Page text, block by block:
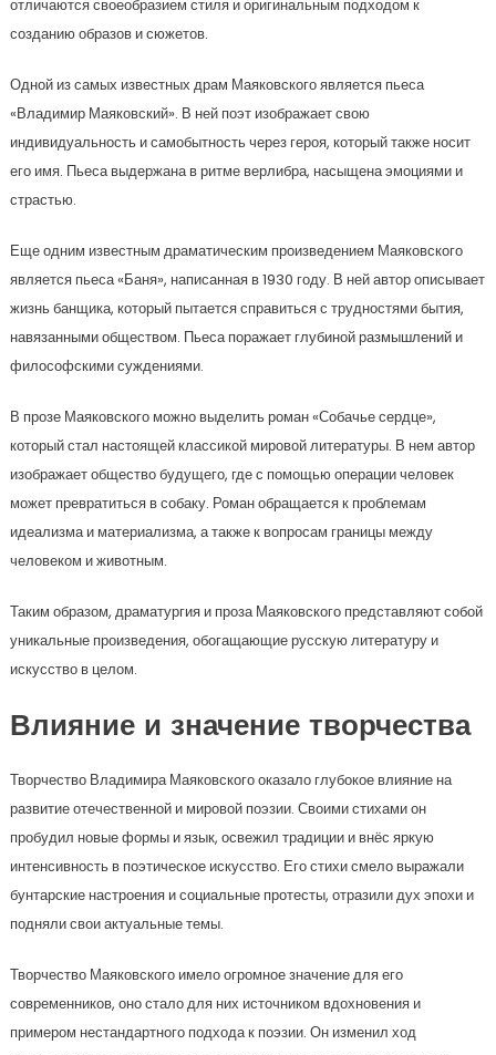
отличаются своеобразием стиля и оригинальным подходом к
созданию образов и сюжетов.
Одной из самых известных драм Маяковского является пьеса
«Владимир Маяковский». В ней поэт изображает свою
индивидуальность и самобытность через героя, который также носит
его имя. Пьеса выдержана в ритме верлибра, насыщена эмоциями и
страстью.
Еще одним известным драматическим произведением Маяковского
является пьеса «Баня», написанная в 1930 году. В ней автор описывает
жизнь банщика, который пытается справиться с трудностями бытия,
навязанными обществом. Пьеса поражает глубиной размышлений и
философскими суждениями.
В прозе Маяковского можно выделить роман «Собачье сердце»,
который стал настоящей классикой мировой литературы. В нем автор
изображает общество будущего, где с помощью операции человек
может превратиться в собаку. Роман обращается к проблемам
идеализма и материализма, а также к вопросам границы между
человеком и животным.
Таким образом, драматургия и проза Маяковского представляют собой
уникальные произведения, обогащающие русскую литературу и
искусство в целом.
Влияние и значение творчества
Творчество Владимира Маяковского оказало глубокое влияние на
развитие отечественной и мировой поэзии. Своими стихами он
пробудил новые формы и язык, освежил традиции и внёс яркую
интенсивность в поэтическое искусство. Его стихи смело выражали
бунтарские настроения и социальные протесты, отразили дух эпохи и
подняли свои актуальные темы.
Творчество Маяковского имело огромное значение для его
современников, оно стало для них источником вдохновения и
примером нестандартного подхода к поэзии. Он изменил ход